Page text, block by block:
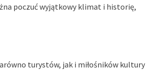
poczuć wyjątkowy klimat i historię,
turystów, jak i miłośników kultury